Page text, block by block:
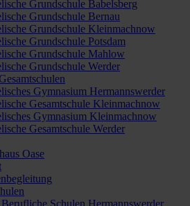
Grundschule Babelsberg
Grundschule Bernau
Grundschule Kleinmachnow
Grundschule Potsdam
Grundschule Mahlow
Grundschule Werder
Gymnasium Hermannswerder
Gesamtschule Kleinmachnow
Gymnasium Kleinmachnow
Gesamtschule Werder
Oase
Schulen Hermannswerder